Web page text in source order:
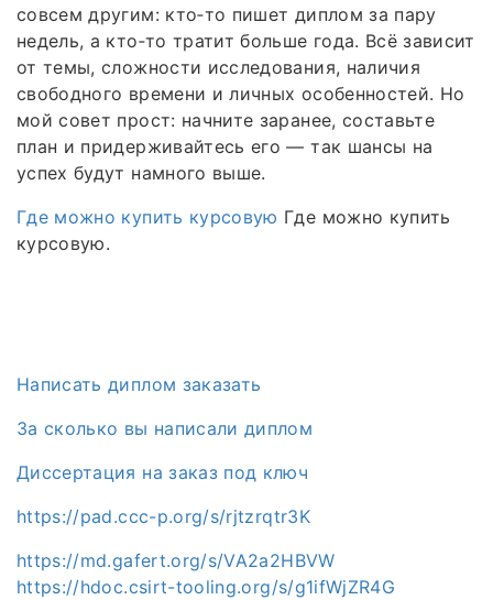
совсем другим: кто‑то пишет диплом за пару
недель, а кто‑то тратит больше года. Всё зависит
от темы, сложности исследования, наличия
свободного времени и личных особенностей. Но
мой совет прост: начните заранее, составьте
план и придерживайтесь его — так шансы на
успех будут намного выше.
Где можно купить курсовую Где можно купить
курсовую.
Написать диплом заказать
За сколько вы написали диплом
Диссертация на заказ под ключ
https://pad.ccc-p.org/s/rjtzrqtr3K
https://md.gafert.org/s/VA2a2HBVW
https://hdoc.csirt-tooling.org/s/g1ifWjZR4G